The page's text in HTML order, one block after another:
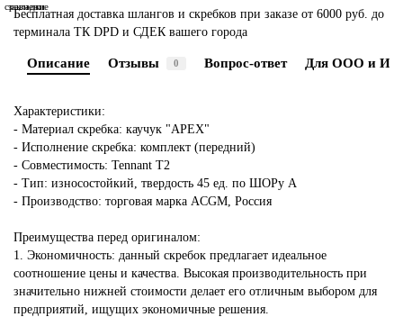
закладки
сравнение
Бесплатная доставка шлангов и скребков при заказе от 6000 руб. до
терминала ТК DPD и СДЕК вашего города
Описание Отзывы 0 Вопрос-ответ Для ООО и ИП
Характеристики:
- Материал скребка: каучук "APEX"
- Исполнение скребка: комплект (передний)
- Совместимость: Tennant T2
- Тип: износостойкий, твердость 45 ед. по ШОРу А
- Производство: торговая марка ACGM, Россия
Преимущества перед оригиналом:
1. Экономичность: данный скребок предлагает идеальное
соотношение цены и качества. Высокая производительность при
значительно нижней стоимости делает его отличным выбором для
предприятий, ищущих экономичные решения.